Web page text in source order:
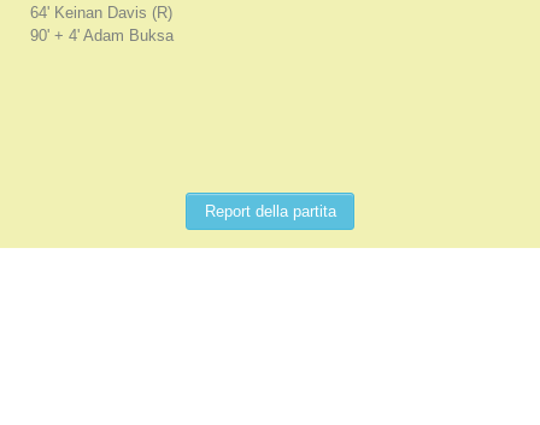
64' Keinan Davis (R)
90' + 4' Adam Buksa
Report della partita